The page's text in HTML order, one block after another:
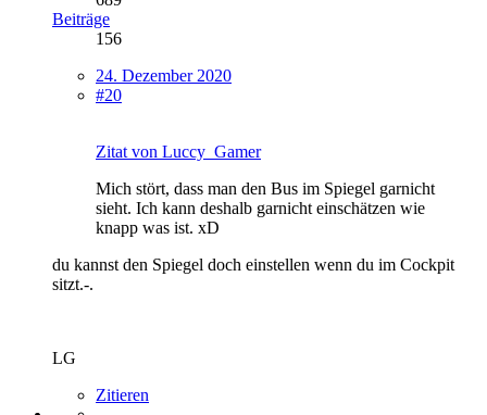
Beiträge
156
24. Dezember 2020
#20
Zitat von Luccy_Gamer
Mich stört, dass man den Bus im Spiegel garnicht
sieht. Ich kann deshalb garnicht einschätzen wie
knapp was ist. xD
du kannst den Spiegel doch einstellen wenn du im Cockpit
sitzt.-.
LG
Zitieren